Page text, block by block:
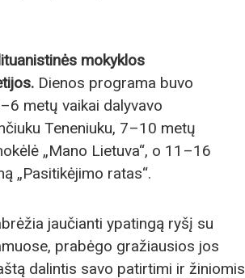
mokyklos
Dienos programa buvo
metų vaikai dalyvavo
Teneniuku, 7–10 metų
„Mano Lietuva“, o 11–16
„Pasitikėjimo ratas“.
jaučianti ypatingą ryšį su
prabėgo gražiausios jos
dalintis savo patirtimi ir žiniomis